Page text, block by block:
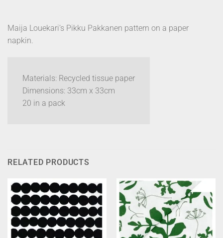
Maija Louekari’s Pikku Pakkanen pattern on a paper
napkin.
Materials: Recycled tissue paper
Dimensions: 33cm x 33cm
20 in a pack
RELATED PRODUCTS